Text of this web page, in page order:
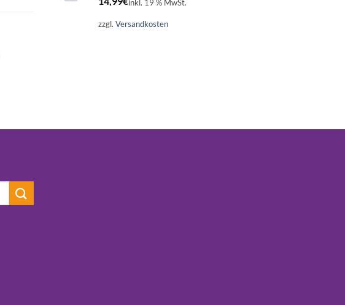
inkl. 19 % MwSt.
zzgl. Versandkosten